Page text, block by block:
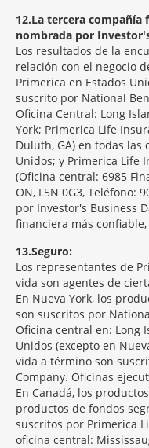
12 La tercera compañía
nombrada por
Los resultados de la
relación con el negocio
Primerica en Estados
suscrito por National
Oficina Central: Long
York; Primerica Life
Duluth, GA) en todas las
Unidos; y Primerica Life
(Oficina central: 6985
ON, L5N 0G3, Teléfono:
por Investor's Business
financiera más
13 Seguro:
Los representantes de
vida son agentes de
En Nueva York, los
son suscritos por
Oficina central en: Long
Unidos (excepto en
vida a término son
Company. Oficinas
En Canadá, los
productos de fondos
suscritos por Primerica
oficina central: